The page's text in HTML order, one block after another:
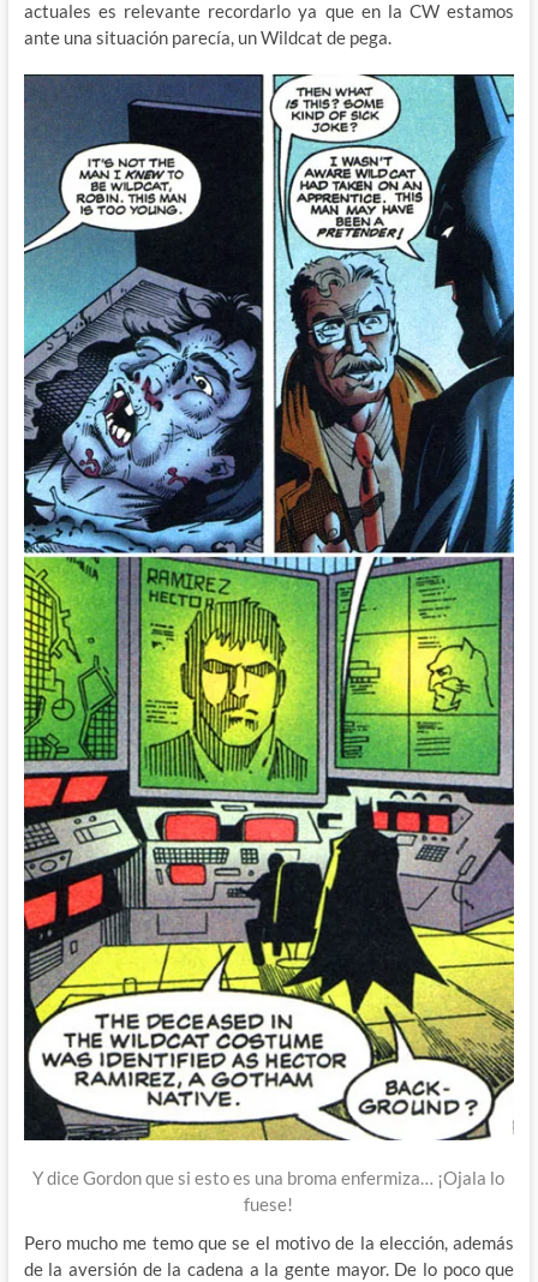
actuales es relevante recordarlo ya que en la CW estamos
ante una situación parecía, un Wildcat de pega.
Y dice Gordon que si esto es una broma enfermiza… ¡Ojala lo
fuese!
Pero mucho me temo que se el motivo de la elección, además
de la aversión de la cadena a la gente mayor. De lo poco que